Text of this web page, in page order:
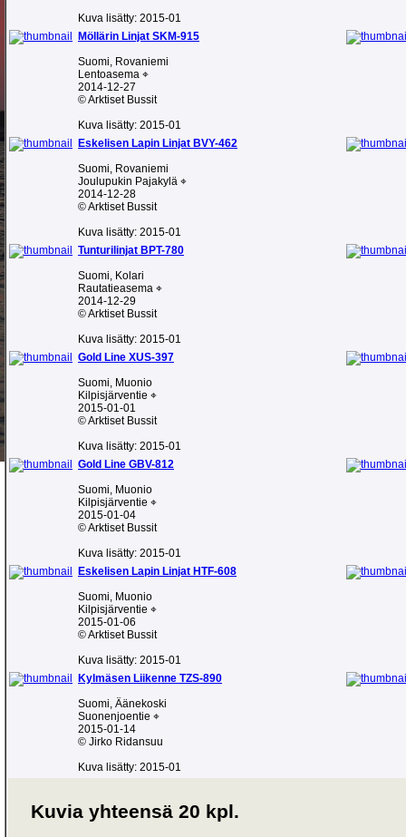
Kuva lisätty: 2015-01
Möllärin Linjat SKM-915
Suomi, Rovaniemi
Lentoasema ⌖
2014-12-27
© Arktiset Bussit
Kuva lisätty: 2015-01
Eskelisen Lapin Linjat BVY-462
Suomi, Rovaniemi
Joulupukin Pajakylä ⌖
2014-12-28
© Arktiset Bussit
Kuva lisätty: 2015-01
Tunturilinjat BPT-780
Suomi, Kolari
Rautatieasema ⌖
2014-12-29
© Arktiset Bussit
Kuva lisätty: 2015-01
Gold Line XUS-397
Suomi, Muonio
Kilpisjärventie ⌖
2015-01-01
© Arktiset Bussit
Kuva lisätty: 2015-01
Gold Line GBV-812
Suomi, Muonio
Kilpisjärventie ⌖
2015-01-04
© Arktiset Bussit
Kuva lisätty: 2015-01
Eskelisen Lapin Linjat HTF-608
Suomi, Muonio
Kilpisjärventie ⌖
2015-01-06
© Arktiset Bussit
Kuva lisätty: 2015-01
Kylmäsen Liikenne TZS-890
Suomi, Äänekoski
Suonenjoentie ⌖
2015-01-14
© Jirko Ridansuu
Kuva lisätty: 2015-01
Kuvia yhteensä 20 kpl.